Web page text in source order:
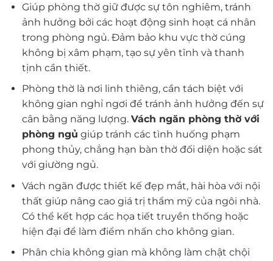
Giúp phòng thờ giữ được sự tôn nghiêm, tránh
ảnh hưởng bởi các hoạt động sinh hoạt cá nhân
trong phòng ngủ. Đảm bảo khu vực thờ cúng
không bị xâm phạm, tạo sự yên tĩnh và thanh
tịnh cần thiết.
Phòng thờ là nơi linh thiêng, cần tách biệt với
không gian nghỉ ngơi để tránh ảnh hưởng đến sự
cân bằng năng lượng. Vách ngăn phòng thờ với
phòng ngủ giúp tránh các tình huống phạm
phong thủy, chẳng hạn bàn thờ đối diện hoặc sát
với giường ngủ.
Vách ngăn được thiết kế đẹp mắt, hài hòa với nội
thất giúp nâng cao giá trị thẩm mỹ của ngôi nhà.
Có thể kết hợp các họa tiết truyền thống hoặc
hiện đại để làm điểm nhấn cho không gian.
Phân chia không gian mà không làm chật chội